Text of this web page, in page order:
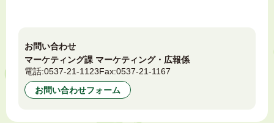
お問い合わせ
マーケティング課 マーケティング・広報係
電話:0537-21-1123Fax:0537-21-1167
お問い合わせフォーム